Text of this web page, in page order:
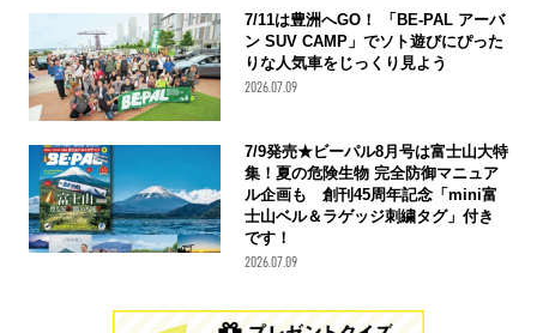
7/11は豊洲へGO！ 「BE-PAL アーバ
ン SUV CAMP」でソト遊びにぴった
りな人気車をじっくり見よう
2026.07.09
7/9発売★ビーパル8月号は富士山大特
集！夏の危険生物 完全防御マニュア
ル企画も 創刊45周年記念「mini富
士山ベル＆ラゲッジ刺繍タグ」付き
です！
2026.07.09